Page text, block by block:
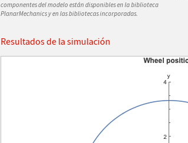
componentes del modelo están disponibles en la biblioteca
PlanarMechanics y en las bibliotecas incorporadas.
Resultados de la simulación